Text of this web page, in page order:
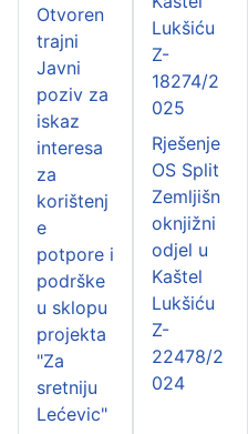
Otvoren
trajni
Javni
poziv za
iskaz
interesa
za
korištenj
e
potpore i
podrške
u sklopu
projekta
"Za
sretniju
Lećevic"
Lukšiću
Z-
18274/2
025
Rješenje
OS Split
Zemljišn
oknjižni
odjel u
Kaštel
Lukšiću
Z-
22478/2
024